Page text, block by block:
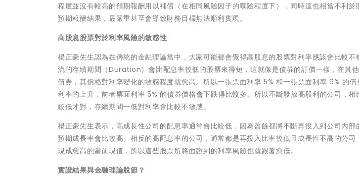
程度並沒有較高的預期報酬用以補償（在相同風險因子的曝險程度下），同時這也相當不利
預期報酬結果，最嚴重甚至會導致財務目標無法順利實現。
高股息股票對於利率風險的敏感性
楊正豪先生認為在傳統的金融理論當中，大家可能都會覺得高股息的股票對利率應該會比較
流的存續期間（Duration）會比配息率較低的股票來得短，這就像是債券的訂價一樣，在其
債券，其價格對利率變化的敏感程度就愈高。所以一張票面利率 5% 和一張票面利率 9% 的
利率的上升，前者票面利率 5% 的債券價格會下跌得比較多。所以不斷發放高股利的公司，
較低才對，存續期間一低對利率會比較不敏感。
楊正豪先生表示，高成長性公司的配息率通常會比較低，因為盈餘都將不斷再投入到公司內
預期成長率會比較高。相反的高配息率的公司，通常都是再投入比率較低且成長性不高的公
現成愈高的當前現值，所以這些股票所將面臨到的利率風險也就跟著愈低。
實證結果與金融理論脫節？